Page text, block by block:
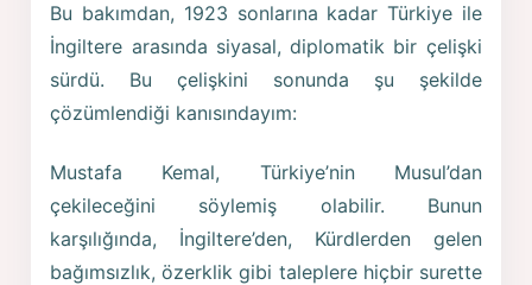
Bu bakımdan, 1923 sonlarına kadar Türkiye ile
İngiltere arasında siyasal, diplomatik bir çelişki
sürdü. Bu çelişkini sonunda şu şekilde
çözümlendiği kanısındayım:
Mustafa Kemal, Türkiye’nin Musul’dan
çekileceğini söylemiş olabilir. Bunun
karşılığında, İngiltere’den, Kürdlerden gelen
bağımsızlık, özerklik gibi taleplere hiçbir surette